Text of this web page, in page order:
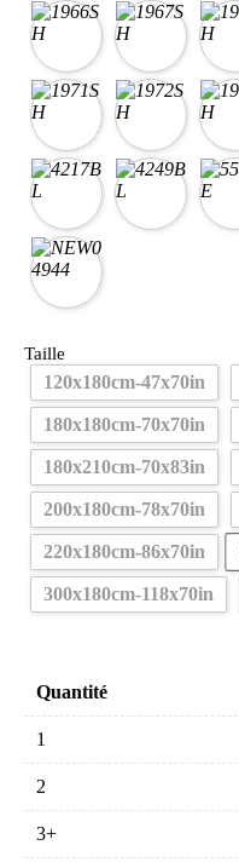
Taille
120x180cm-47x70in
180x180cm-70x70in
180x210cm-70x83in
200x180cm-78x70in
220x180cm-86x70in
300x180cm-118x70in
Quantité
1
2
3+